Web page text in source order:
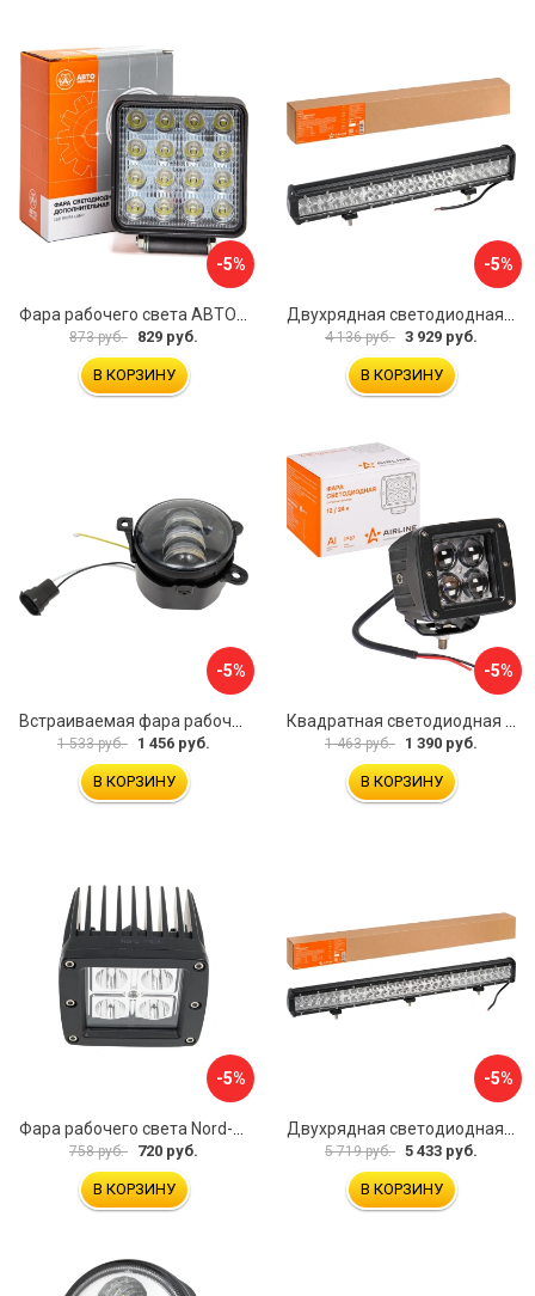
-5%
873 руб. 829 руб.
В КОРЗИНУ
-5%
4 136 руб. 3 929 руб.
В КОРЗИНУ
-5%
Встраиваемая фара рабочего света Nord-Yada 907708
1 533 руб. 1 456 руб.
В КОРЗИНУ
-5%
Квадратная светодиодная фара Airline ALED008
1 463 руб. 1 390 руб.
В КОРЗИНУ
-5%
758 руб. 720 руб.
В КОРЗИНУ
-5%
5 719 руб. 5 433 руб.
В КОРЗИНУ